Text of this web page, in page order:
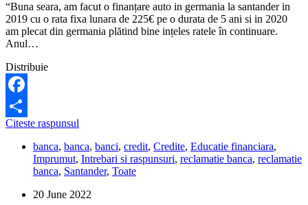
“Buna seara, am facut o finanțare auto in germania la santander in
2019 cu o rata fixa lunara de 225€ pe o durata de 5 ani si in 2020
am plecat din germania plătind bine ințeles ratele în continuare.
Anul…
Distribuie
Facebook
Share
Citeste raspunsul
un
credit
auto
Santander
banca, banca, banci, credit, Credite, Educatie financiara,
Imprumut, Intrebari si raspunsuri, reclamatie banca, reclamatie
banca, Santander, Toate
20 June 2022